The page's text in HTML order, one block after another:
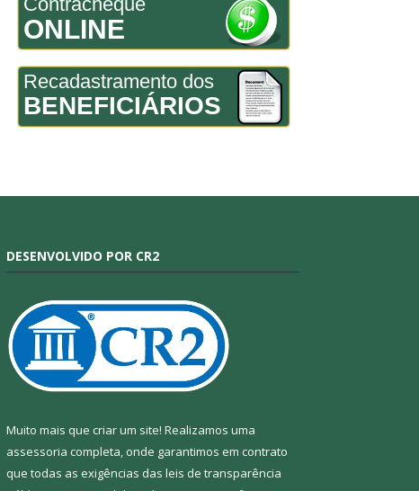
ONLINE
Recadastramento dos
BENEFICIÁRIOS
DESENVOLVIDO POR CR2
Muito mais que criar um site! Realizamos uma
assessoria completa, onde garantimos em contrato
que todas as exigências das leis de transparência